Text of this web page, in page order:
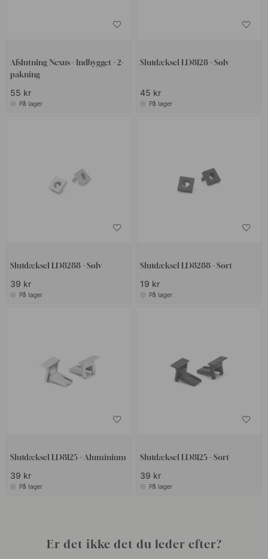
Afslutning Nexus - Indbygget - 2-
pakning
55 kr
På lager
Slutdæksel LD8128 - Sølv
45 kr
På lager
Slutdæksel LD8288 - Sølv
39 kr
På lager
Slutdæksel LD8288 - Sort
19 kr
På lager
Slutdæksel LD8125 - Aluminium
39 kr
På lager
Slutdæksel LD8125 - Sort
39 kr
På lager
Er det ikke det du leder efter?